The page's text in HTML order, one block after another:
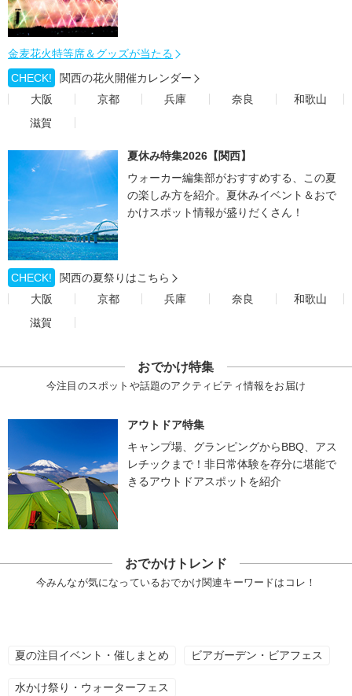
金麦花火特等席＆グッズが当たる
CHECK!
関西の花火開催カレンダー
大阪
京都 兵庫 奈良
和歌山
滋賀
夏休み特集2026【関西】
ウォーカー編集部がおすすめする、この夏
の楽しみ方を紹介。夏休みイベント＆おで
かけスポット情報が盛りだくさん！
CHECK!
関西の夏祭りはこちら
大阪
京都 兵庫 奈良
和歌山
滋賀
おでかけ特集
今注目のスポットや話題のアクティビティ情報をお届け
アウトドア特集
キャンプ場、グランピングからBBQ、アス
レチックまで！非日常体験を存分に堪能で
きるアウトドアスポットを紹介
おでかけトレンド
今みんなが気になっているおでかけ関連キーワードはコレ！
夏の注目イベント・催しまとめ ビアガーデン・ビアフェス
水かけ祭り・ウォーターフェス